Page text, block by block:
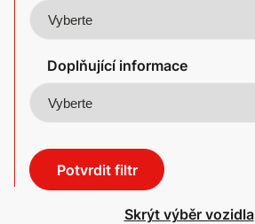
Doplňující informace
Potvrdit filtr
Skrýt výběr vozidla